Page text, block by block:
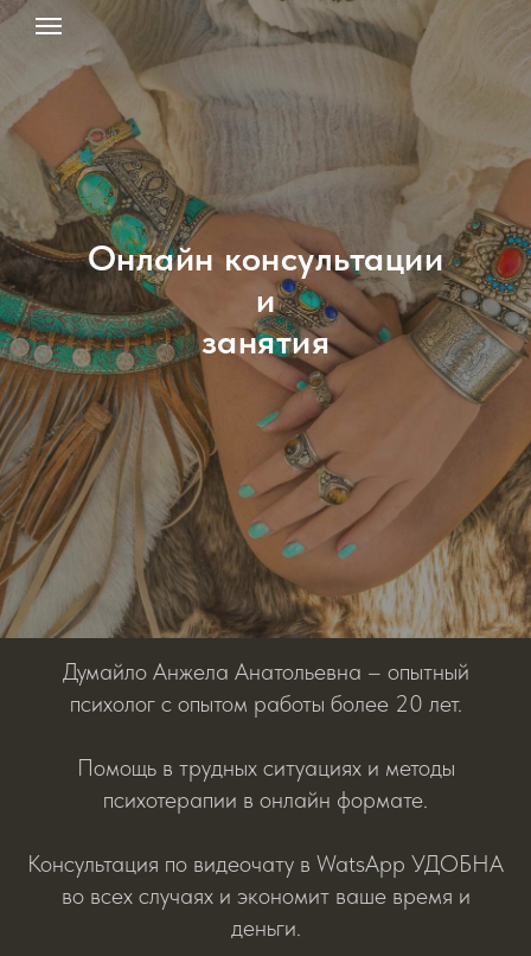
Онлайн консультации
и
занятия
Думайло Анжела Анатольевна – опытный
психолог с опытом работы более 20 лет.
Помощь в трудных ситуациях и методы
психотерапии в онлайн формате.
Консультация по видеочату в WatsApp УДОБНА
во всех случаях и экономит ваше время и
деньги.